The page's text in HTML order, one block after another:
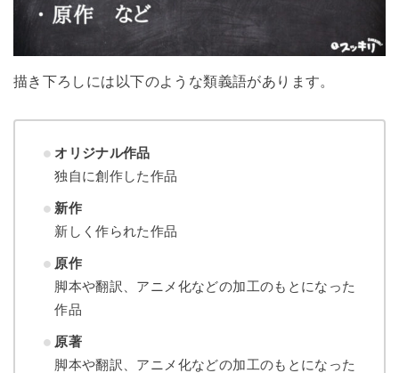
描き下ろしには以下のような類義語があります。
オリジナル作品
独自に創作した作品
新作
新しく作られた作品
原作
脚本や翻訳、アニメ化などの加工のもとになった
作品
原著
脚本や翻訳、アニメ化などの加工のもとになった